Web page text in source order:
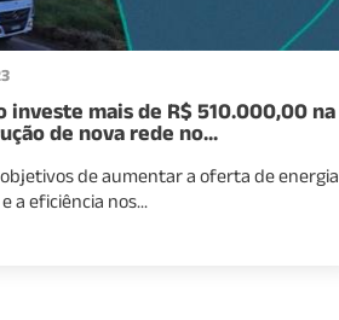
investe mais de R$ 510.000,00 na
de nova rede no...
objetivos de aumentar a oferta de energia
a eficiência nos...